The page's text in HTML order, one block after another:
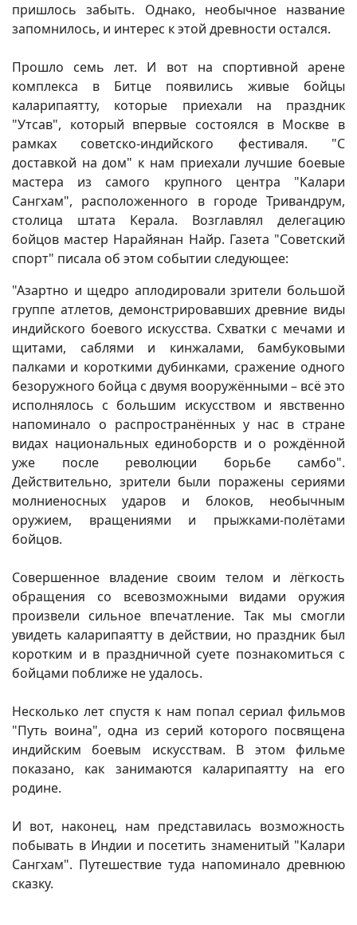
пришлось забыть. Однако, необычное название
запомнилось, и интерес к этой древности остался.
Прошло семь лет. И вот на спортивной арене
комплекса в Битце появились живые бойцы
каларипаятту, которые приехали на праздник
"Утсав", который впервые состоялся в Москве в
рамках советско-индийского фестиваля. "С
доставкой на дом" к нам приехали лучшие боевые
мастера из самого крупного центра "Калари
Сангхам", расположенного в городе Тривандрум,
столица штата Керала. Возглавлял делегацию
бойцов мастер Нарайянан Найр. Газета "Советский
спорт" писала об этом событии следующее:
"Азартно и щедро аплодировали зрители большой
группе атлетов, демонстрировавших древние виды
индийского боевого искусства. Схватки с мечами и
щитами, саблями и кинжалами, бамбуковыми
палками и короткими дубинками, сражение одного
безоружного бойца с двумя вооружёнными – всё это
исполнялось с большим искусством и явственно
напоминало о распространённых у нас в стране
видах национальных единоборств и о рождённой
уже после революции борьбе самбо".
Действительно, зрители были поражены сериями
молниеносных ударов и блоков, необычным
оружием, вращениями и прыжками-полётами
бойцов.
Совершенное владение своим телом и лёгкость
обращения со всевозможными видами оружия
произвели сильное впечатление. Так мы смогли
увидеть каларипаятту в действии, но праздник был
коротким и в праздничной суете познакомиться с
бойцами поближе не удалось.
Несколько лет спустя к нам попал сериал фильмов
"Путь воина", одна из серий которого посвящена
индийским боевым искусствам. В этом фильме
показано, как занимаются каларипаятту на его
родине.
И вот, наконец, нам представилась возможность
побывать в Индии и посетить знаменитый "Калари
Сангхам". Путешествие туда напоминало древнюю
сказку.